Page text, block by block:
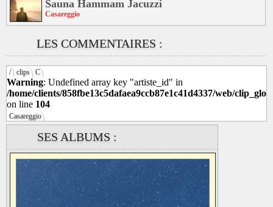
/ clips C
Warning: Undefined array key "artiste_id" in
/home/clients/858fbe13c5dafaea9ccb87e1c41d4337/web/
on line 104
Casareggio
SES ALBUMS :
Sauna Hammam Jacuzzi
Casareggio
LES COMMENTAIRES :